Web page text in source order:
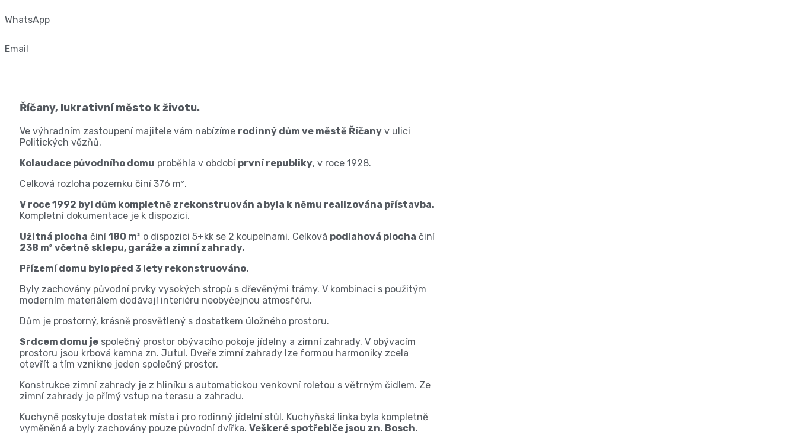
WhatsApp
Email
Říčany, lukrativní město k životu.
Ve výhradním zastoupení majitele vám nabízíme rodinný dům ve městě Říčany v ulici
Politických vězňů.
Kolaudace původního domu proběhla v období první republiky, v roce 1928.
Celková rozloha pozemku činí 376 m².
V roce 1992 byl dům kompletně zrekonstruován a byla k němu realizována přístavba.
Kompletní dokumentace je k dispozici.
Užitná plocha činí180 m² o dispozici 5+kk se 2 koupelnami. Celková podlahová plocha činí
238 m² včetně sklepu, garáže a zimní zahrady.
Přízemí domu bylo před 3 lety rekonstruováno.
Byly zachovány původní prvky vysokých stropů s dřevěnými trámy. V kombinaci s použitým
moderním materiálem dodávají interiéru neobyčejnou atmosféru.
Dům je prostorný, krásně prosvětlený s dostatkem úložného prostoru.
Srdcem domu je společný prostor obývacího pokoje jídelny a zimní zahrady. V obývacím
prostoru jsou krbová kamna zn. Jutul. Dveře zimní zahrady lze formou harmoniky zcela
otevřít a tím vznikne jeden společný prostor.
Konstrukce zimní zahrady je z hliníku s automatickou venkovní roletou s větrným čidlem. Ze
zimní zahrady je přímý vstup na terasu a zahradu.
Kuchyně poskytuje dostatek místa i pro rodinný jídelní stůl. Kuchyňská linka byla kompletně
vyměněná a byly zachovány pouze původní dvířka. Veškeré spotřebiče jsou zn. Bosch.